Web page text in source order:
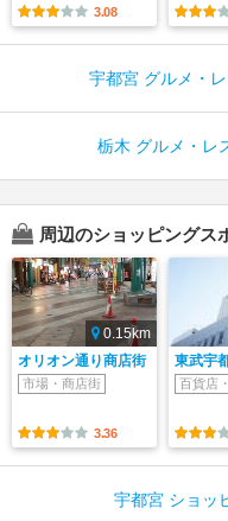
3.08
宇都宮 グルメ・
栃木 グルメ・レ
周辺のショッピングス
0.15km
オリオン通り商店街
市場・商店街
3.36
東武宇
百貨店
宇都宮 ショッ